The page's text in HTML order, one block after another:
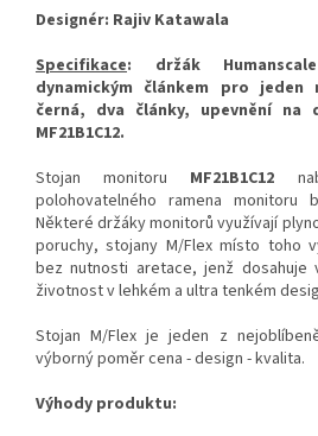
Designér: Rajiv Katawala
Specifikace: držák
dynamickým článkem pro
černá, dva články, upevnění na
MF21B1C12.
Stojan monitoru MF21B1C12
polohovatelného ramena monitoru
Některé držáky monitorů využívají
poruchy, stojany M/Flex místo toho
bez nutnosti aretace, jenž dosahuje
životnost v lehkém a ultra tenkém
Stojan M/Flex je jeden z
výborný poměr cena - design - kvalita.
Výhody produktu: